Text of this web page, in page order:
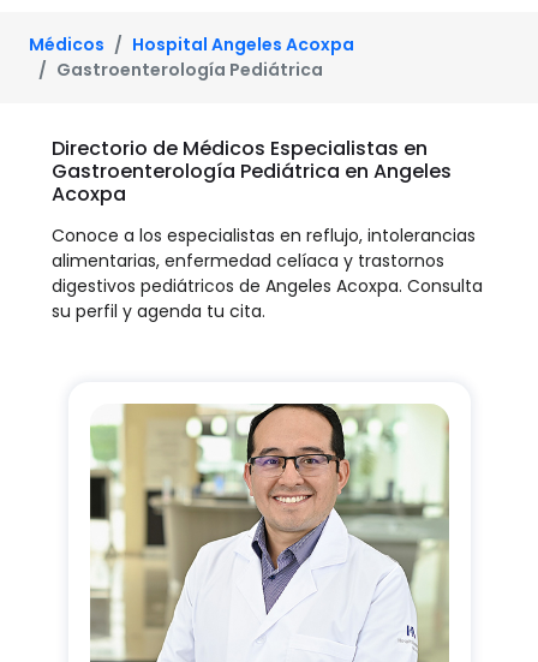
Médicos
Hospital Angeles Acoxpa
Gastroenterología Pediátrica
Directorio de Médicos Especialistas en
Gastroenterología Pediátrica en Angeles
Acoxpa
Conoce a los especialistas en reflujo, intolerancias
alimentarias, enfermedad celíaca y trastornos
digestivos pediátricos de Angeles Acoxpa. Consulta
su perfil y agenda tu cita.